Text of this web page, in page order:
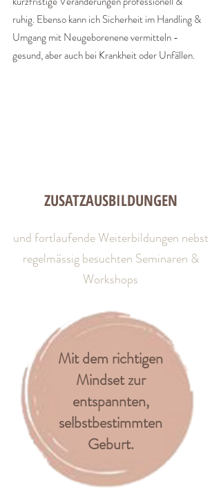
ruhig. Ebenso kann ich Sicherheit im Handling &
Umgang mit Neugeborenene vermitteln -
gesund, aber auch bei Krankheit oder Unfällen.
ZUSATZAUSBILDUNGEN
und fortlaufende Weiterbildungen nebst
regelmässig besuchten Seminaren &
Workshops
Mit dem richtigen
Mindset zur
entspannten,
selbstbestimmten
Geburt.